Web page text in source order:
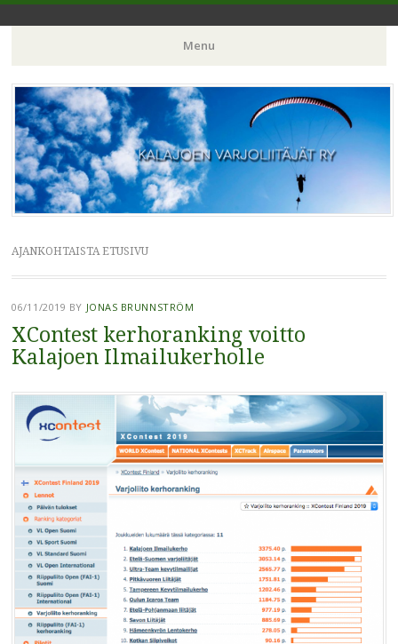
Kalajoen varjoliitäjät
Menu
Skip
to
content
AJANKOHTAISTA ETUSIVU
06/11/2019 BY JONAS BRUNNSTRÖM
XContest kerhoranking voitto
Kalajoen Ilmailukerholle